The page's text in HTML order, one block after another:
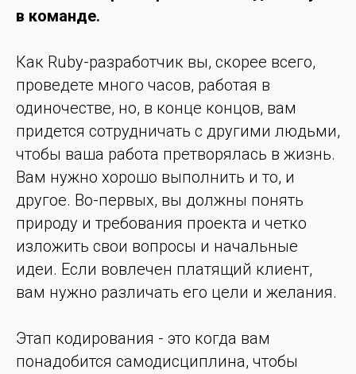
в команде.
Как Ruby-разработчик вы, скорее всего,
проведете много часов, работая в
одиночестве, но, в конце концов, вам
придется сотрудничать с другими людьми,
чтобы ваша работа претворялась в жизнь.
Вам нужно хорошо выполнить и то, и
другое. Во-первых, вы должны понять
природу и требования проекта и четко
изложить свои вопросы и начальные
идеи. Если вовлечен платящий клиент,
вам нужно различать его цели и желания.
Этап кодирования - это когда вам
понадобится самодисциплина, чтобы